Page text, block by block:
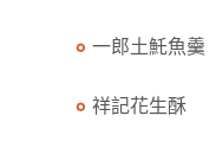
一郎土魠魚羹
祥記花生酥